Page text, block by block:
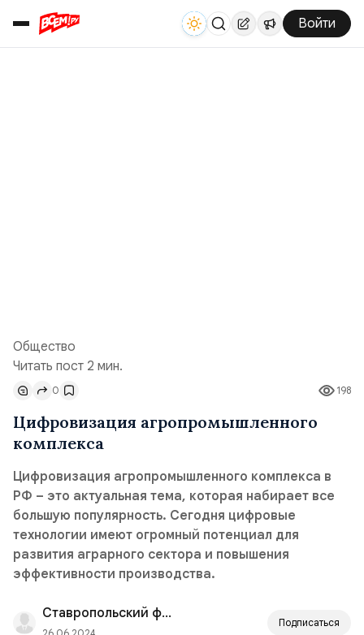
Войти
Общество
Читать пост 2 мин.
198
0
Цифровизация агропромышленного
комплекса
Цифровизация агропромышленного комплекса в
РФ – это актуальная тема, которая набирает все
большую популярность. Сегодня цифровые
технологии имеют огромный потенциал для
развития аграрного сектора и повышения
эффективности производства.
Ставропольский филиал РАНХиГС
Подписаться